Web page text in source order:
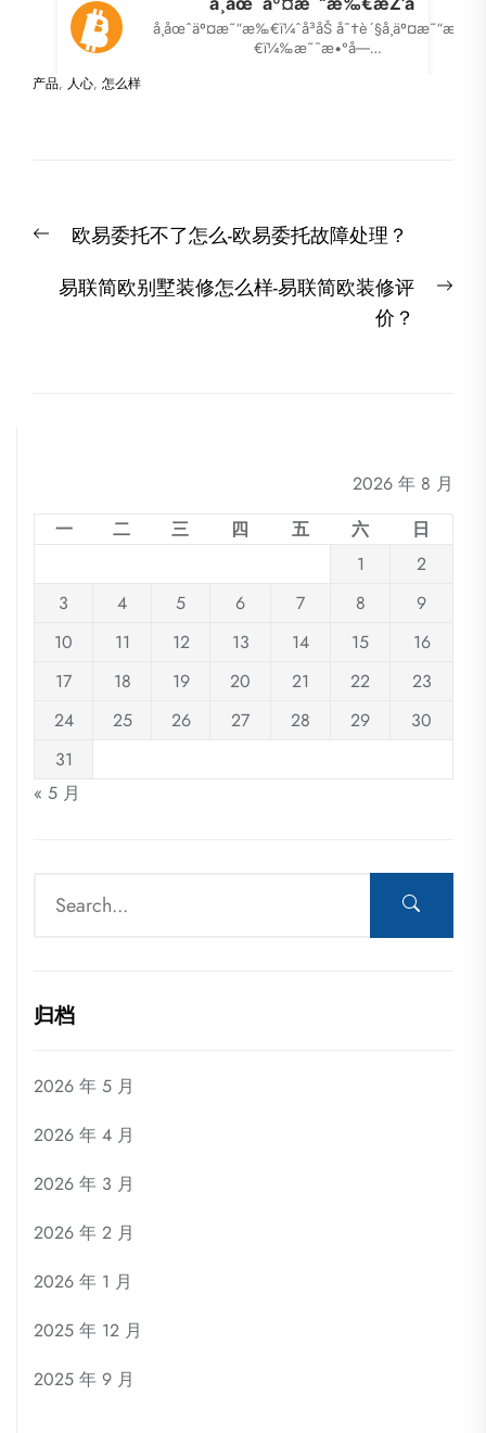
产品, 人心, 怎么样
章
导
Previous欧易委托不了怎么-欧易委托故障处理？
易联简欧别墅装修怎么样-易联简欧装修评
价？
2026 年 8 月
一
二 三 四 五 六
日
1
2
3
4 5 6 7 8
9
10
11 12 13 14 15
16
17
18 19 20 21 22
23
24
25 26 27 28 29
30
31
« 5 月
归档
2026 年 5 月
2026 年 4 月
2026 年 3 月
2026 年 2 月
2026 年 1 月
2025 年 12 月
2025 年 9 月